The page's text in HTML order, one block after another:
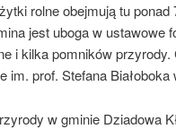
rolne obejmują tu ponad
jest uboga w ustawowe
i kilka pomników przyrody.
prof. Stefana Białoboka
w gminie Dziadowa